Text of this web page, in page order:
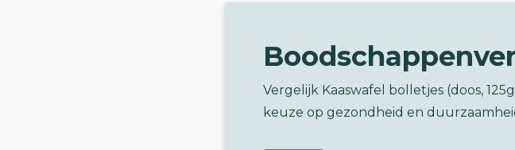
Vergelijk Kaaswafel bolletjes (doos,
keuze op gezondheid en